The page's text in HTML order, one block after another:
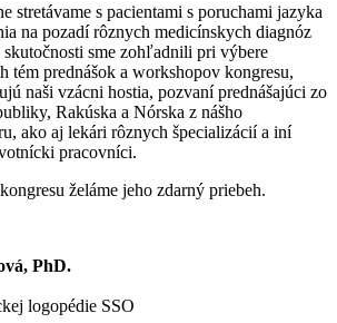
stretávame s pacientami s poruchami jazyka
na pozadí rôznych medicínskych diagnóz
sme zohľadnili pri výbere
tém prednášok a workshopov kongresu,
naši vzácni hostia, pozvaní prednášajúci zo
Rakúska a Nórska z nášho
ako aj lekári rôznych špecializácií a iní
pracovníci.
želáme jeho zdarný priebeh.
PhD.
logopédie SSO